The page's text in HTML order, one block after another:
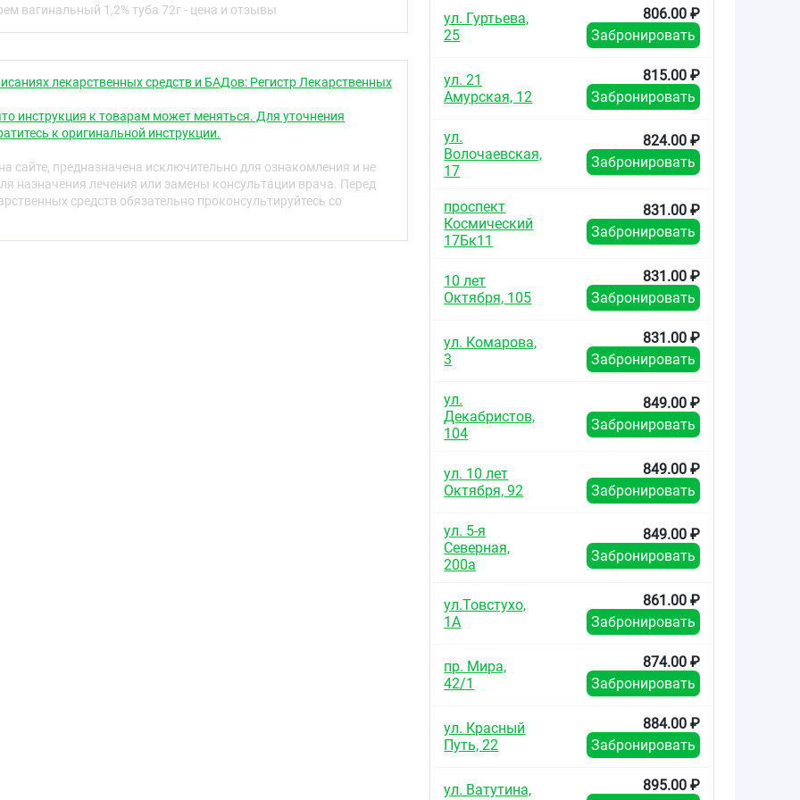
способностью действующего вещества
(сначала жгутиков, затем головок), что
оплодотворения яйцеклетки повреждённым
сразу после введения во влагалище.
Neisseria gonorrhoeae., Chlamydia spp., Trichomonas
на Gardnerella vaginalis, Candida albicans,
pallidum.
микрофлору влагалища (в том числе на палочку
цикл.
вагинальный 1,2% туба 72г - цена и отзывы
лекарственных средств и БАДов: Регистр Лекарственных
инструкция к товарам может меняться. Для уточнения
к оригинальной инструкции.
сайте, предназначена исключительно для ознакомления и не
назначения лечения или замены консультации врача. Перед
средств обязательно проконсультируйтесь со
ул. Гуртьева,
25
806.00 ₽
Забронировать
ул. 21
Амурская, 12
815.00 ₽
Забронировать
ул.
Волочаевская,
17
824.00 ₽
Забронировать
проспект
Космический
17Бк11
831.00 ₽
Забронировать
10 лет
Октября, 105
831.00 ₽
Забронировать
ул. Комарова,
3
831.00 ₽
Забронировать
ул.
Декабристов,
104
849.00 ₽
Забронировать
ул. 10 лет
Октября, 92
849.00 ₽
Забронировать
ул. 5-я
Северная,
200а
849.00 ₽
Забронировать
ул.Товстухо,
1А
861.00 ₽
Забронировать
пр. Мира,
42/1
874.00 ₽
Забронировать
ул. Красный
Путь, 22
884.00 ₽
Забронировать
ул. Ватутина,
895.00 ₽